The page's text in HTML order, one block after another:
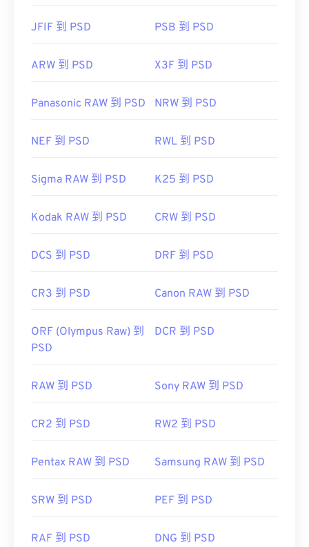
JFIF 到 PSD PSB 到 PSD
ARW 到 PSD X3F 到 PSD
Panasonic RAW 到 PSD NRW 到 PSD
NEF 到 PSD RWL 到 PSD
Sigma RAW 到 PSD K25 到 PSD
Kodak RAW 到 PSD CRW 到 PSD
DCS 到 PSD DRF 到 PSD
CR3 到 PSD Canon RAW 到 PSD
ORF (Olympus Raw) 到
PSD
DCR 到 PSD
RAW 到 PSD Sony RAW 到 PSD
CR2 到 PSD RW2 到 PSD
Pentax RAW 到 PSD Samsung RAW 到 PSD
SRW 到 PSD PEF 到 PSD
RAF 到 PSD DNG 到 PSD